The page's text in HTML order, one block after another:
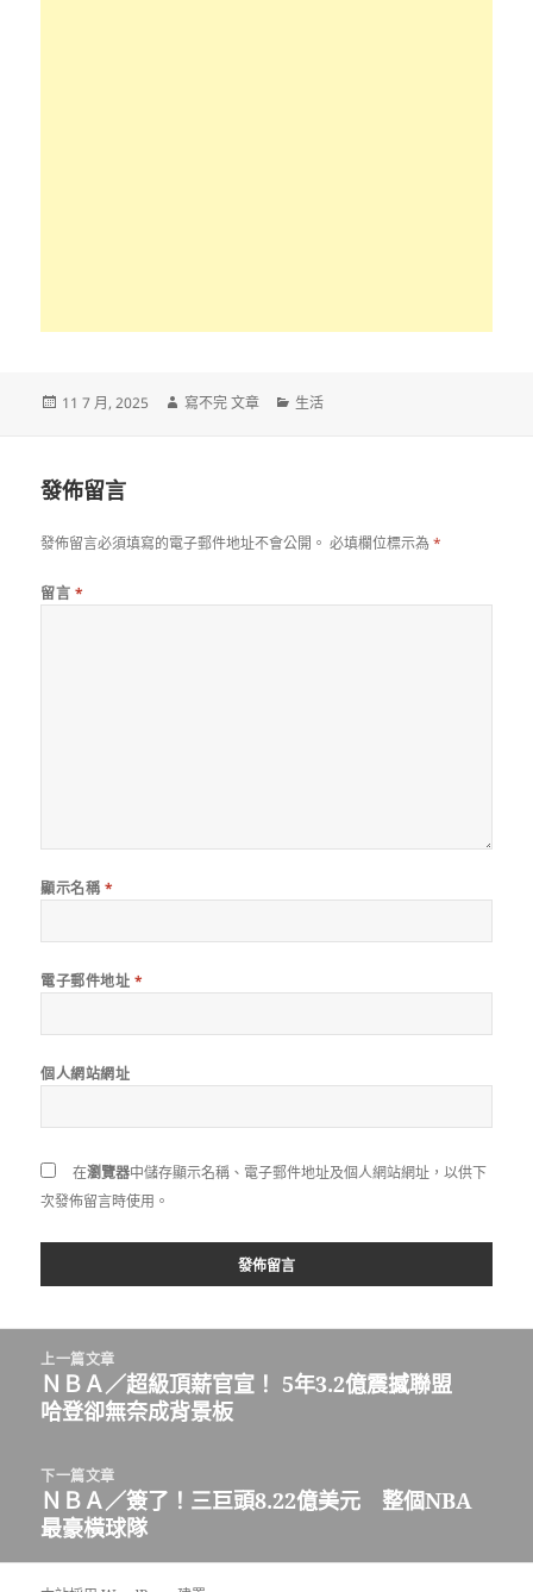
發
11 7 月, 2025
作
寫不完 文章
分
生活
發佈留言
發佈留言必須填寫的電子郵件地址不會公開。 必填欄位標示為*
留言 *
顯示名稱 *
電子郵件地址 *
個人網站網址
在瀏覽器中儲存顯示名稱、電子郵件地址及個人網站網址，以供下
次發佈留言時使用。
上一篇文章
上
一
文
章:
ＮＢＡ／超級頂薪官宣！ 5年3.2億震撼聯盟
哈登卻無奈成背景板
下一篇文章
下
一
篇
文
ＮＢＡ／簽了！三巨頭8.22億美元 整個NBA
最豪橫球隊